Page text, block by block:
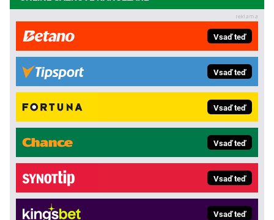
Vsaď teď
Vsaď teď
Vsaď teď
Vsaď teď
Vsaď teď
Vsaď teď